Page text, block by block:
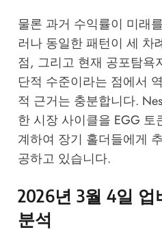
물론 과거 수익률이 미래
러나 동일한 패턴이 세 차
점, 그리고 현재 공포탐욕
단적 수준이라는 점에서
적 근거는 충분합니다.
한 시장 사이클을 EGG 토
계하여 장기 홀더들에게
공하고 있습니다.
2026년 3월 4일
분석